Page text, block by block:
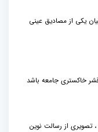
یکی از مصادیق عینی
قشر خاکستری جامعه باشد
تصویری از رسالت نوین